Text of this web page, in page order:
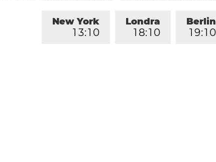
Berlin
1 9:1 0
Londra
1 8:1 0
New York
1 3:1 0